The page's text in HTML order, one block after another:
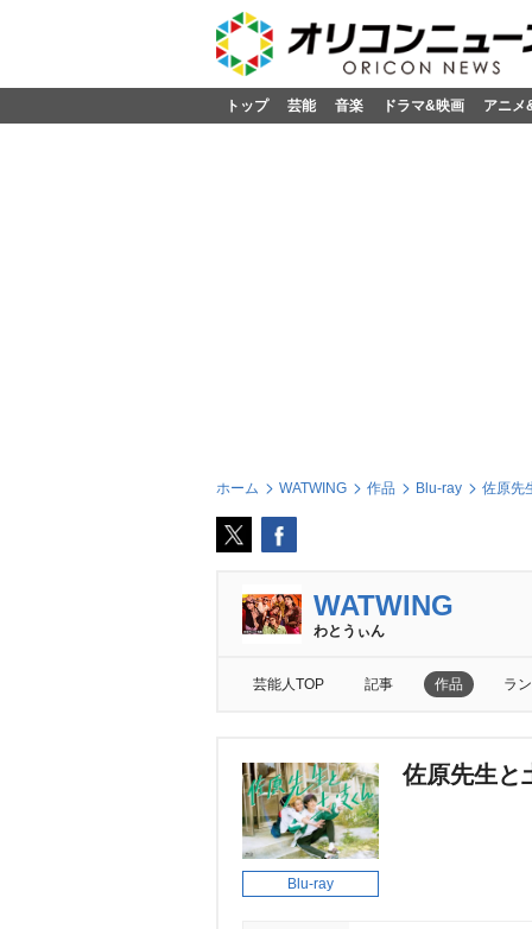
トップ 芸能 音楽 ドラマ&映画 アニメ
ホーム WATWING 作品 Blu-ray 佐原先
WATWING
わとうぃん
芸能人TOP 記事 作品 ラ
Blu-ray
佐原先生と